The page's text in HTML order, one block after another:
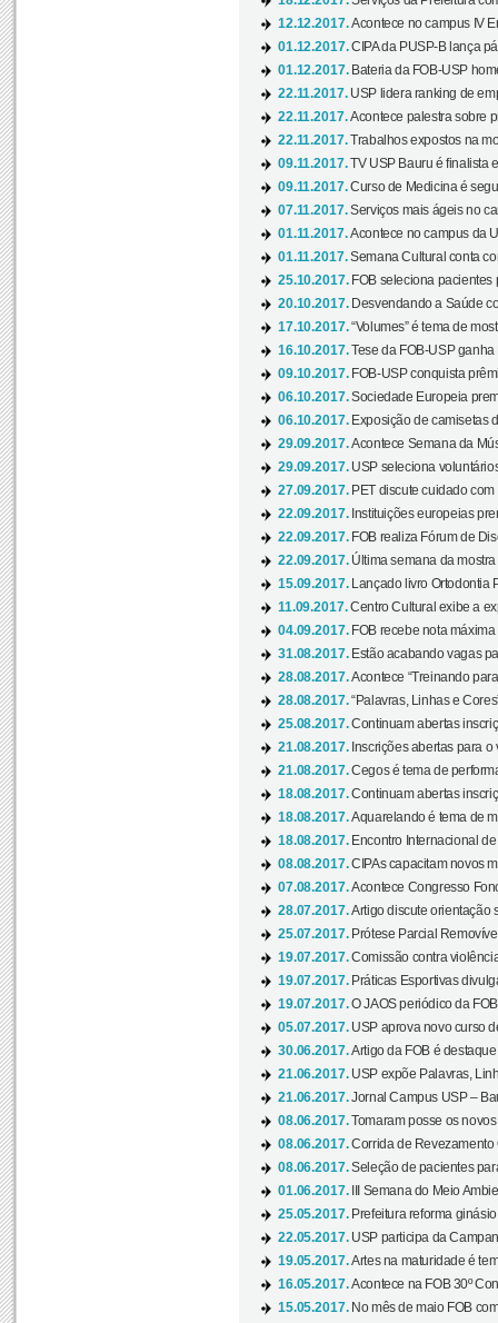
12.12.2017.Acontece no campus IV
01.12.2017.CIPA da PUSP-B lança
01.12.2017. Bateria da FOB-USP
22.11.2017. USP lidera ranking de
22.11.2017.Acontece palestra sobre
22.11.2017.Trabalhos expostos na
09.11.2017.TV USP Bauru é finalista
09.11.2017.Curso de Medicina é
07.11.2017.Serviços mais ágeis no
01.11.2017.Acontece no campus da
01.11.2017.Semana Cultural conta
25.10.2017. FOB seleciona pacientes
20.10.2017. Desvendando a Saúde
17.10.2017.“Volumes” é tema de
16.10.2017.Tese da FOB-USP
09.10.2017. FOB-USP conquista
06.10.2017.Sociedade Europeia
06.10.2017. Exposição de camisetas
29.09.2017.Acontece Semana da
29.09.2017. USP seleciona
27.09.2017. PET discute cuidado
22.09.2017. Instituições europeias
22.09.2017. FOB realiza Fórum de
22.09.2017. Última semana da mostra
15.09.2017.
Lançado livro Ortodontia
11.09.2017.Centro Cultural exibe a
04.09.2017. FOB recebe nota
31.08.2017. Estão acabando vagas
28.08.2017.Acontece “Treinando
28.08.2017.“Palavras, Linhas e
25.08.2017.Continuam abertas
21.08.2017. Inscrições abertas para
21.08.2017.Cegos é tema de
18.08.2017.Continuam abertas
18.08.2017.Aquarelando é tema de
18.08.2017. Encontro Internacional
08.08.2017.CIPAs capacitam novos
07.08.2017.Acontece Congresso
28.07.2017.Artigo discute orientação
25.07.2017. Prótese Parcial
19.07.2017.Comissão contra
19.07.2017. Práticas Esportivas
19.07.2017.O JAOS periódico da
05.07.2017. USP aprova novo curso
30.06.2017.Artigo da FOB é
21.06.2017. USP expõe Palavras,
21.06.2017.Jornal Campus USP –
08.06.2017.Tomaram posse os
08.06.2017.Corrida de Revezamento
08.06.2017.Seleção de pacientes
01.06.2017.
III Semana do Meio
25.05.2017. Prefeitura reforma
22.05.2017. USP participa da
19.05.2017.Artes na maturidade é
16.05.2017.Acontece na FOB 30º
15.05.2017. No mês de maio FOB